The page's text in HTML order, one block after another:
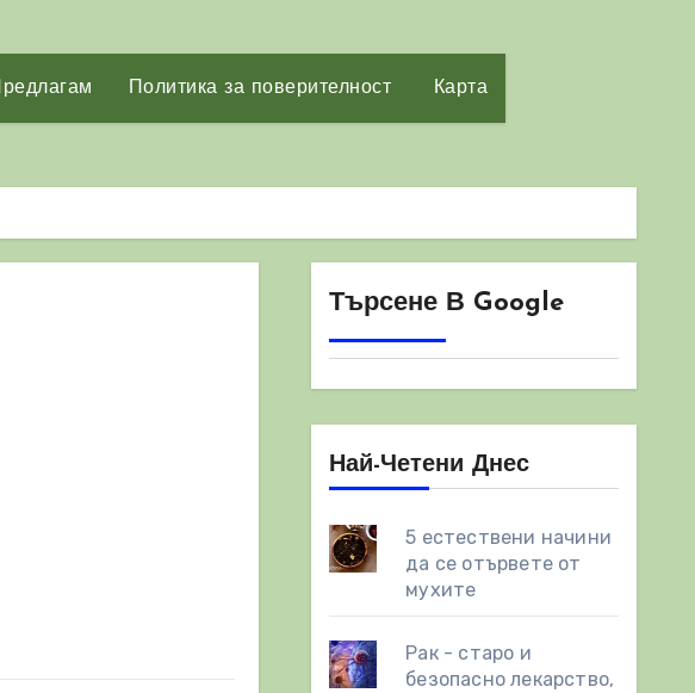
Политика за поверителност Карта
Търсене В Google
Най-Четени Днес
5 естествени начини
да се отървете от
мухите
Рак - старо и
безопасно лекарство,